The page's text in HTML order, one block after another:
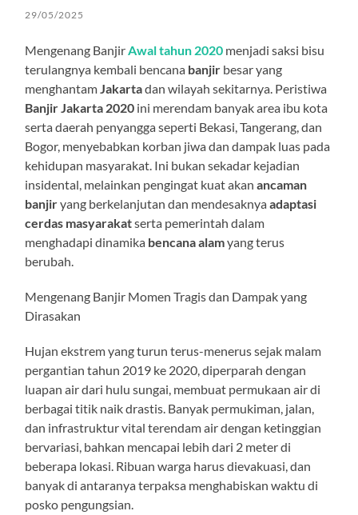
29/05/2025
Mengenang Banjir Awal tahun 2020 menjadi saksi bisu
terulangnya kembali bencana banjir besar yang
menghantam Jakartadan wilayah sekitarnya. Peristiwa
Banjir Jakarta 2020 ini merendam banyak area ibu kota
serta daerah penyangga seperti Bekasi, Tangerang, dan
Bogor, menyebabkan korban jiwa dan dampak luas pada
kehidupan masyarakat. Ini bukan sekadar kejadian
insidental, melainkan pengingat kuat akanancaman
banjiryang berkelanjutan dan mendesaknyaadaptasi
cerdas masyarakatserta pemerintah dalam
menghadapi dinamika bencana alamyang terus
berubah.
Mengenang Banjir Momen Tragis dan Dampak yang
Dirasakan
Hujan ekstrem yang turun terus-menerus sejak malam
pergantian tahun 2019 ke 2020, diperparah dengan
luapan air dari hulu sungai, membuat permukaan air di
berbagai titik naik drastis. Banyak permukiman, jalan,
dan infrastruktur vital terendam air dengan ketinggian
bervariasi, bahkan mencapai lebih dari 2 meter di
beberapa lokasi. Ribuan warga harus dievakuasi, dan
banyak di antaranya terpaksa menghabiskan waktu di
posko pengungsian.